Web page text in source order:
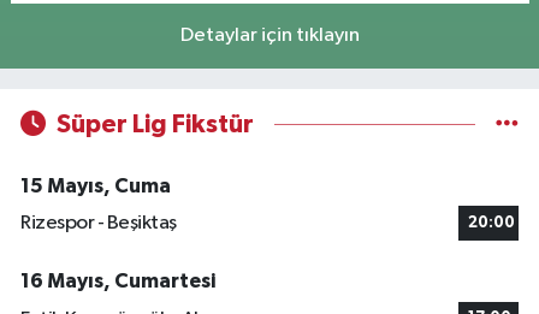
Detaylar için tıklayın
Süper Lig Fikstür
15 Mayıs, Cuma
Rizespor - Beşiktaş
20:00
16 Mayıs, Cumartesi